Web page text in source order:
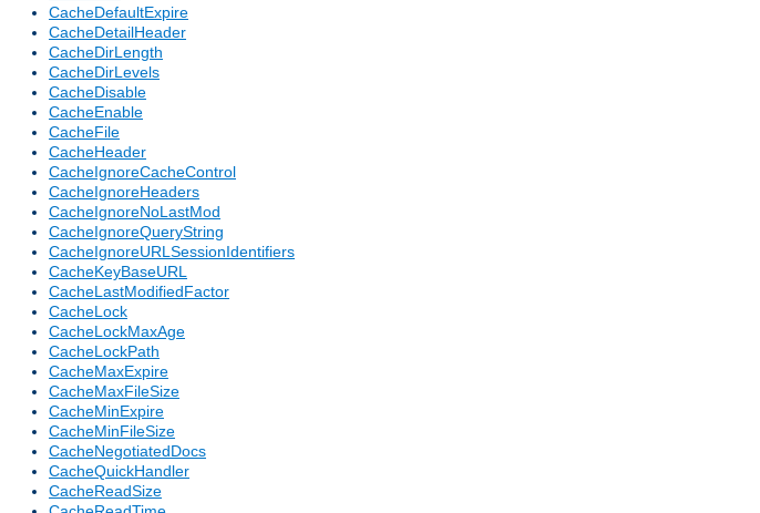
CacheDefaultExpire
CacheDetailHeader
CacheDirLength
CacheDirLevels
CacheDisable
CacheEnable
CacheFile
CacheHeader
CacheIgnoreCacheControl
CacheIgnoreHeaders
CacheIgnoreNoLastMod
CacheIgnoreQueryString
CacheIgnoreURLSessionIdentifiers
CacheKeyBaseURL
CacheLastModifiedFactor
CacheLock
CacheLockMaxAge
CacheLockPath
CacheMaxExpire
CacheMaxFileSize
CacheMinExpire
CacheMinFileSize
CacheNegotiatedDocs
CacheQuickHandler
CacheReadSize